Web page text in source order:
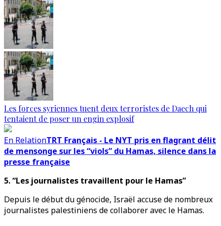
Les forces syriennes tuent deux terroristes de Daech qui
tentaient de poser un engin explosif
En RelationTRT Français - Le NYT pris en flagrant délit
de mensonge sur les “viols” du Hamas, silence dans la
presse française
5. “Les journalistes travaillent pour le Hamas”
Depuis le début du génocide, Israël accuse de nombreux
journalistes palestiniens de collaborer avec le Hamas.